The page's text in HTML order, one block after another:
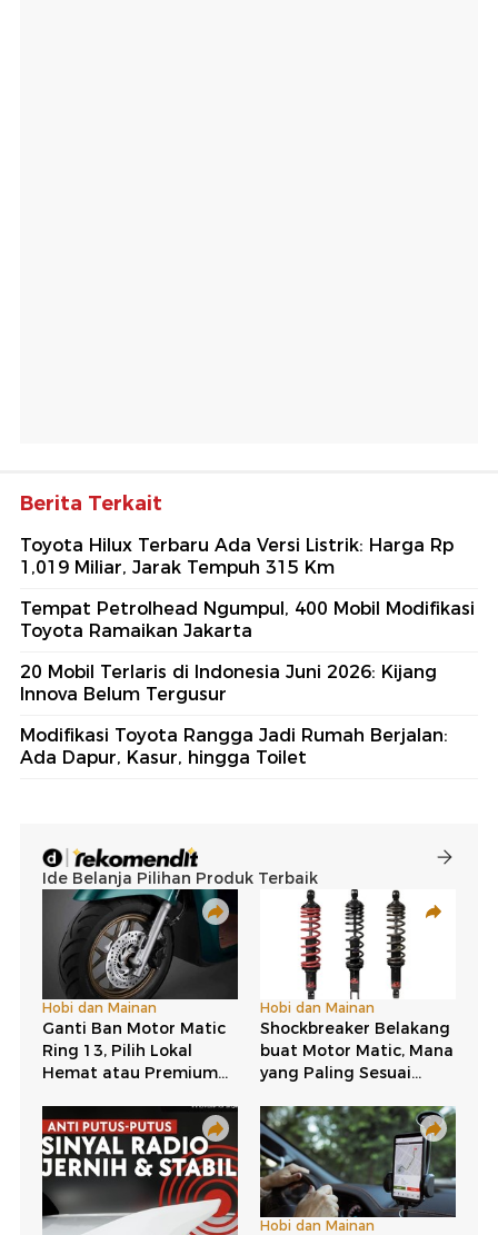
Berita Terkait
Toyota Hilux Terbaru Ada Versi Listrik: Harga Rp
1,019 Miliar, Jarak Tempuh 315 Km
Tempat Petrolhead Ngumpul, 400 Mobil Modifikasi
Toyota Ramaikan Jakarta
20 Mobil Terlaris di Indonesia Juni 2026: Kijang
Innova Belum Tergusur
Modifikasi Toyota Rangga Jadi Rumah Berjalan:
Ada Dapur, Kasur, hingga Toilet